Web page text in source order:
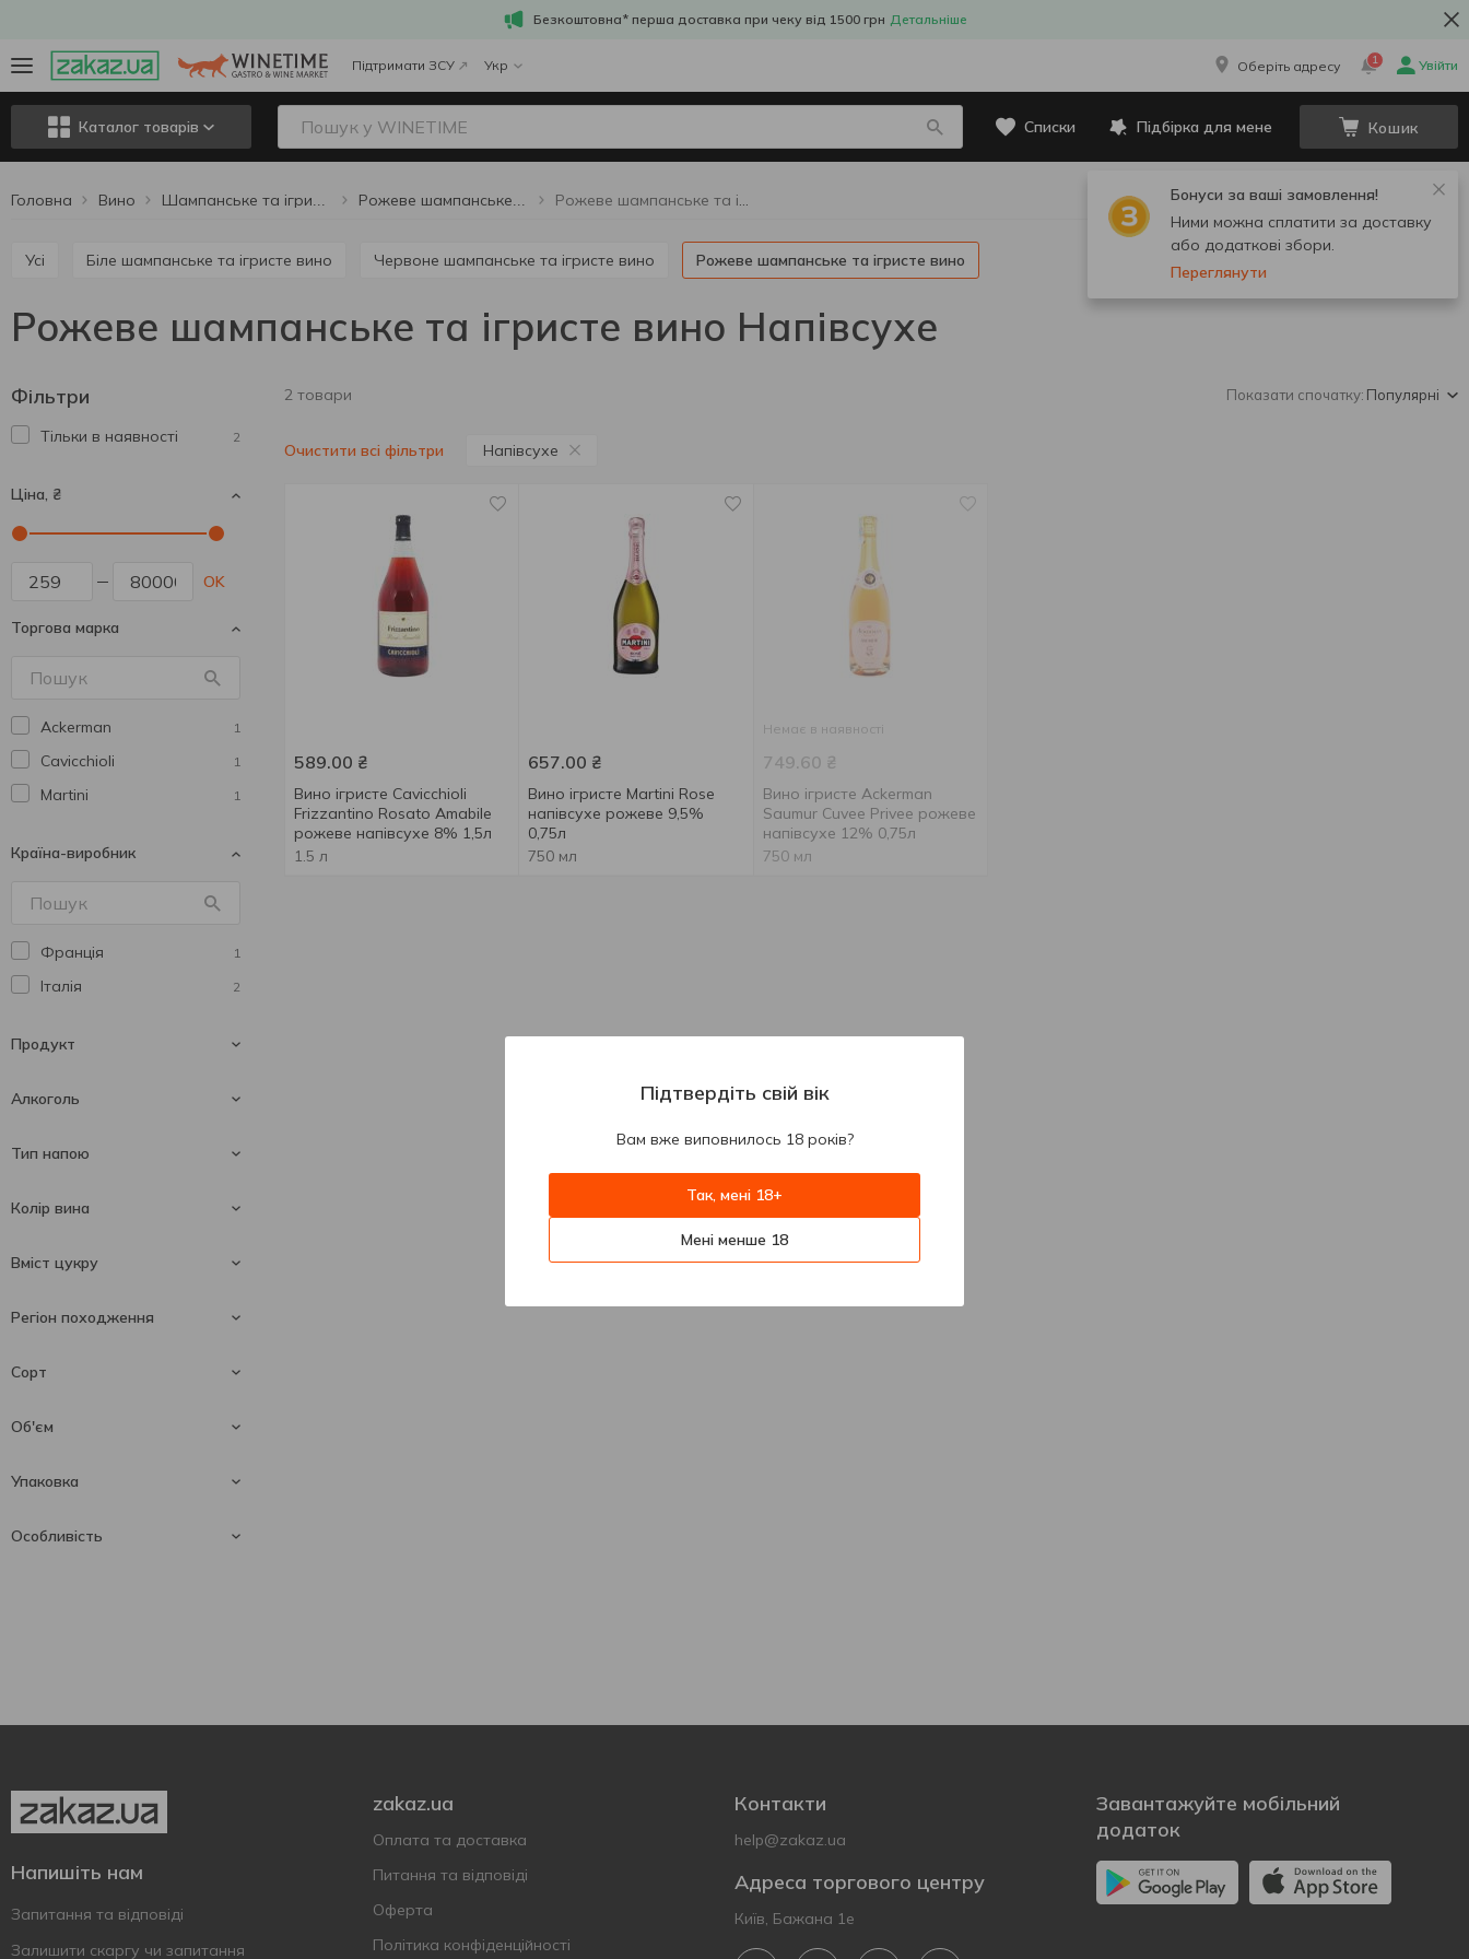
Безкоштовна* перша доставка при чеку від 1500 грн Детальніше
Підтримати ЗСУ Укр Оберіть адресу 1 Увійти
Каталог товарів Списки Підбірка для мене Кошик
Бонуси за ваші замовлення!
Ними можна сплатити за доставку
або додаткові збори.
Переглянути
Головна Вино Рожеве шампанське та ігристе вино Напівсухе
Усі Біле шампанське та ігристе вино Червоне шампанське та ігристе вино Рожеве шампанське та ігристе вино
Рожеве шампанське та ігристе вино Напівсухе
Фільтри
Тільки в наявності 2
Ціна, ₴
OK
Торгова марка
Ackerman 1
Cavicchioli 1
Martini 1
Країна-виробник
Франція 1
Італія 2
Продукт
Алкоголь
12 % 1
Тип напою
Колір вина
Вміст цукру
Екстра сухе 3
Солодке 1
Показати більше
Регіон походження
Сорт
Об'єм
750 мл
Упаковка
Особливість
2 товари Показати спочатку: Популярні
Очистити всі фільтри Напівсухе
589.00 ₴
Вино ігристе Cavicchioli
Frizzantino Rosato Amabile
рожеве напівсухе 8% 1,5л
1.5 л
657.00 ₴
Вино ігристе Martini Rose
напівсухе рожеве 9,5%
0,75л
750 мл
Немає в наявності
749.60 ₴
Вино ігристе Ackerman
Saumur Cuvee Privee рожеве
напівсухе 12% 0,75л
750 мл
Напишіть нам
Запитання та відповіді
Залишити скаргу чи запитання
zakaz.ua
Оплата та доставка
Питання та відповіді
Оферта
Політика конфіденційності
Контакти
help@zakaz.ua
Адреса торгового центру
Київ, Бажана 1е
Завантажуйте мобільний
додаток
Підтвердіть свій вік
Вам вже виповнилось 18 років?
Так, мені 18+
Мені менше 18